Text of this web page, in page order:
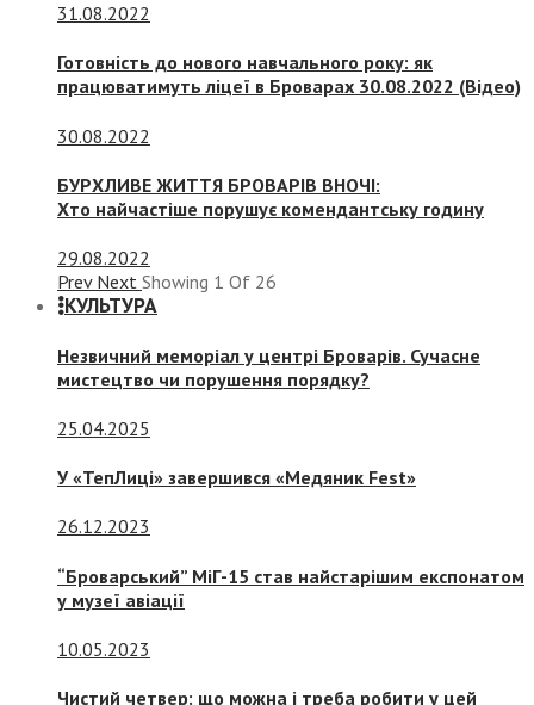
31.08.2022
Готовність до нового навчального року: як
працюватимуть ліцеї в Броварах 30.08.2022 (Відео)
30.08.2022
БУРХЛИВЕ ЖИТТЯ БРОВАРІВ ВНОЧІ:
Хто найчастіше порушує комендантську годину
29.08.2022
Prev Next Showing 1 Of 26
КУЛЬТУРА
Незвичний меморіал у центрі Броварів. Сучасне
мистецтво чи порушення порядку?
25.04.2025
У «ТепЛиці» завершився «Медяник Fest»
26.12.2023
“Броварський” МіГ-15 став найстарішим експонатом
у музеї авіації
10.05.2023
Чистий четвер: що можна і треба робити у цей